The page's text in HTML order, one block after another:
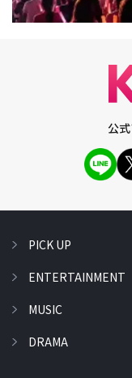
公
PICK UP
ENTERTAINMENT
MUSIC
DRAMA